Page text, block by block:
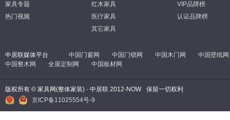
家具专题
热门视频
红木家具
医疗家具
其它家具
VIP品牌榜
认证品牌榜
中居联媒体平台 中国门窗网 中国门锁网 中国木门网
中国壁纸网
中国整木网
全屋定制网 中国板材网
版权所有 © 家具网(整体家装) · 中居联 2012-NOW
保留一切权利
京ICP备11025554号-9